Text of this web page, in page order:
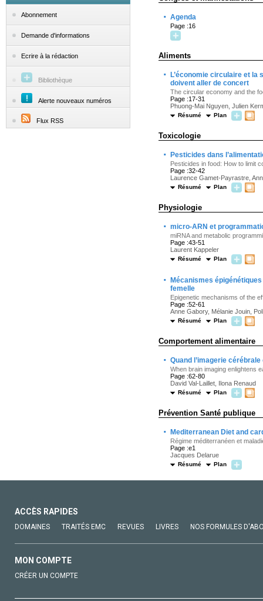
Abonnement
Demande d'informations
Ecrire à la rédaction
Bibliothèque
Alerte nouveaux numéros
Flux RSS
· Agenda
Page :16
Aliments
·
L’économie circulaire et
doivent aller de concert
The circular economy and the
Page :17-31
Phuong-Mai Nguyen, Julien
Résumé Plan
Toxicologie
· Pesticides dans
Pesticides in food: How to limit
Page :32-42
Laurence Gamet-Payrastre,
Résumé Plan
Physiologie
· micro-ARN et
miRNA and metabolic
Page :43-51
Laurent Kappeler
Résumé Plan
·
Mécanismes
femelle
Epigenetic mechanisms of the
Page :52-61
Anne Gabory, Mélanie Jouin,
Résumé Plan
Comportement alimentaire
· Quand l’imagerie
When brain imaging enlightens
Page :62-80
David Val-Laillet, Ilona Renaud
Résumé Plan
Prévention Santé publique
· Mediterranean Diet and
Régime méditerranéen et
Page :e1
Jacques Delarue
Résumé Plan
ACCÈS RAPIDES
DOMAINES TRAITÉS EMC REVUES LIVRES NOS FORMULES
MON COMPTE
CRÉER UN COMPTE